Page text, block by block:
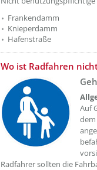
Frankendamm
Knieperdamm
Hafenstraße
Wo ist Radfahren
Auf
dem
Radfahrer sollten die